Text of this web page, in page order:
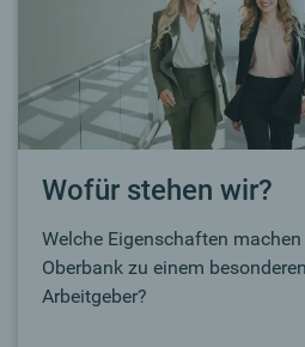
Wofür stehen wir?
Welche Eigenschaften
Oberbank zu einem besonderen
Arbeitgeber?